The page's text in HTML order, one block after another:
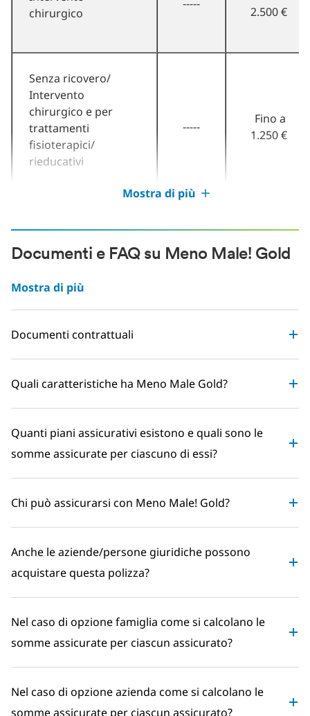
chirurgico
-----
2.500 €
Senza ricovero/
Intervento
chirurgico e per
trattamenti
fisioterapici/
rieducativi
-----
Fino a
1.250 €
Mostra di più
Documenti e FAQ su Meno Male! Gold
Mostra di più
Documenti contrattuali
Quali caratteristiche ha Meno Male Gold?
Quanti piani assicurativi esistono e quali sono le
somme assicurate per ciascuno di essi?
Chi può assicurarsi con Meno Male! Gold?
Anche le aziende/persone giuridiche possono
acquistare questa polizza?
Nel caso di opzione famiglia come si calcolano le
somme assicurate per ciascun assicurato?
Nel caso di opzione azienda come si calcolano le
somme assicurate per ciascun assicurato?